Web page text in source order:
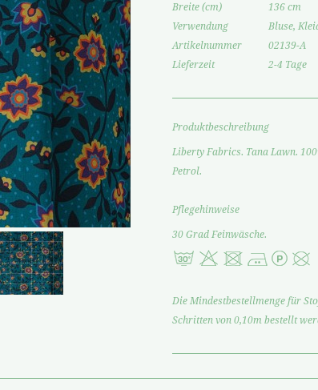
Breite (cm)
136 cm
Verwendung
Bluse,
Artikelnummer
02139-A
Lieferzeit
2-4 Tage
Produktbeschreibung
Liberty Fabrics. Tana Lawn.
Petrol.
Pflegehinweise
30 Grad Feinwäsche.
Die Mindestbestellmenge für
Schritten von 0,10m bestellt